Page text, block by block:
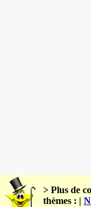
> Plus de
thèmes : |